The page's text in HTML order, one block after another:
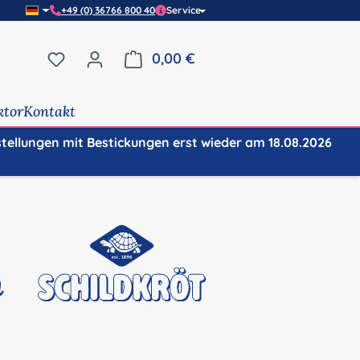
+49 (0) 36766 800 40 Service
Du hast 0 Produkte auf dem Merkzettel
0,00 €
Kontakt
mit Bestickungen erst wieder am 18.08.2026